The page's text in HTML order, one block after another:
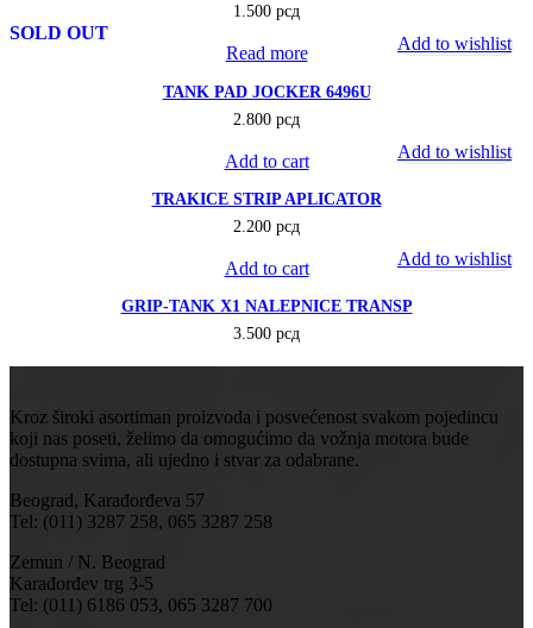
1.500 рсд
SOLD OUT
Add to wishlist
Read more
TANK PAD JOCKER 6496U
2.800 рсд
Add to wishlist
Add to cart
TRAKICE STRIP APLICATOR
2.200 рсд
Add to wishlist
Add to cart
GRIP-TANK X1 NALEPNICE TRANSP
3.500 рсд
Kroz široki asortiman proizvoda i posvećenost svakom pojedincu
koji nas poseti, želimo da omogućimo da vožnja motora bude
dostupna svima, ali ujedno i stvar za odabrane.
Beograd, Karađorđeva 57
Tel: (011) 3287 258, 065 3287 258
Zemun / N. Beograd
Karađorđev trg 3-5
Tel: (011) 6186 053, 065 3287 700